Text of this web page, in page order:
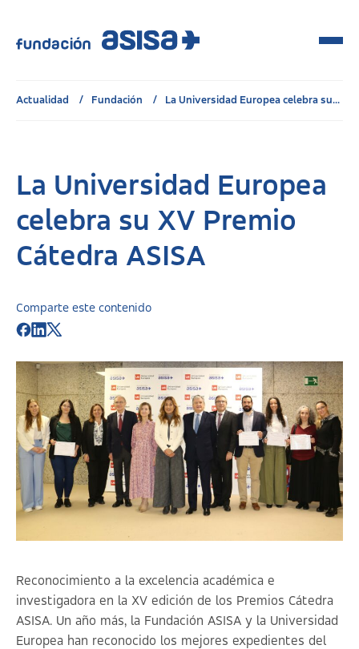
Actualidad Fundación La Universidad Europea celebra su...
La Universidad Europea
celebra su XV Premio
Cátedra ASISA
Comparte este contenido
Reconocimiento a la excelencia académica e
investigadora en la XV edición de los Premios Cátedra
ASISA. Un año más, la Fundación ASISA y la Universidad
Europea han reconocido los mejores expedientes del